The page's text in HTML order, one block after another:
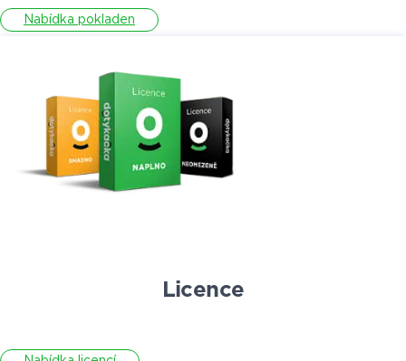
Nabídka pokladen
Licence